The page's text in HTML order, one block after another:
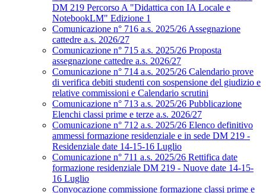
DM 219 Percorso A "Didattica con IA Locale e
NotebookLM" Edizione 1
Comunicazione n° 716 a.s. 2025/26 Assegnazione
cattedre a.s. 2026/27
Comunicazione n° 715 a.s. 2025/26 Proposta
assegnazione cattedre a.s. 2026/27
Comunicazione n° 714 a.s. 2025/26 Calendario prove
di verifica debiti studenti con sospensione del giudizio e
relative commissioni e Calendario scrutini
Comunicazione n° 713 a.s. 2025/26 Pubblicazione
Elenchi classi prime e terze a.s. 2026/27
Comunicazione n° 712 a.s. 2025/26 Elenco definitivo
ammessi formazione residenziale e in sede DM 219 -
Residenziale date 14-15-16 Luglio
Comunicazione n° 711 a.s. 2025/26 Rettifica date
formazione residenziale DM 219 - Nuove date 14-15-
16 Luglio
Convocazione commissione formazione classi prime e